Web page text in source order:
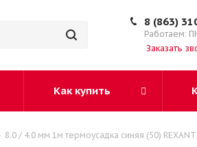
8 (863)
Работаем:
Заказать
Как купить
8.0 / 4.0 мм 1м термоусадка синяя (50) REXANT